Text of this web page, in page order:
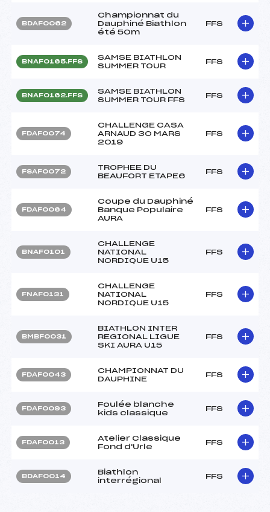
BDAF0062
Championnat du
Dauphiné Biathlon
été 50m
FFS
BNAF0165.FFS
SAMSE BIATHLON
SUMMER TOUR
FFS
BNAF0162.FFS
SAMSE BIATHLON
SUMMER TOUR FFS
FFS
FDAF0074
CHALLENGE CASA
ARNAUD 30 MARS
2019
FFS
FSAF0072
TROPHEE DU
BEAUFORT ETAPE6
FFS
FDAF0064
Coupe du Dauphiné
Banque Populaire
AURA
FFS
BNAF0101
CHALLENGE
NATIONAL
NORDIQUE U15
FFS
FNAF0131
CHALLENGE
NATIONAL
NORDIQUE U15
FFS
BMBF0031
BIATHLON INTER
REGIONAL LIGUE
SKI AURA U15
FFS
FDAF0043
CHAMPIONNAT DU
DAUPHINE
FFS
FDAF0093
Foulée blanche
kids classique
FFS
FDAF0013
Atelier Classique
Fond d'Urle
FFS
BDAF0014
Biathlon
interrégional
FFS